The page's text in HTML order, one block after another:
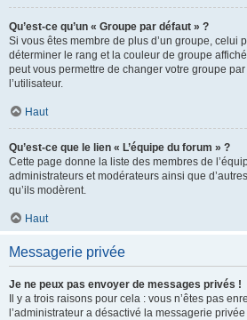
Qu’est-ce qu’un « Groupe par défaut » ?
Si vous êtes membre de plus d’un groupe, celui
déterminer le rang et la couleur de groupe
peut vous permettre de changer votre groupe
l’utilisateur.
Haut
Qu’est-ce que le lien « L’équipe du forum » ?
Cette page donne la liste des membres de
administrateurs et modérateurs ainsi que
qu’ils modèrent.
Haut
Messagerie privée
Je ne peux pas envoyer de messages privés !
Il y a trois raisons pour cela : vous n’êtes pas
l’administrateur a désactivé la messagerie